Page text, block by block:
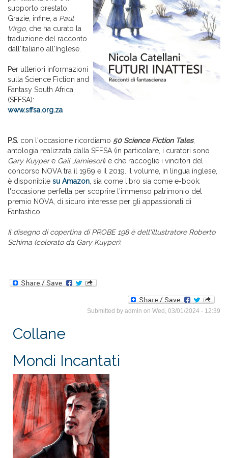
supporto prestato.
Grazie, infine, a Paul
Virgo, che ha curato la
traduzione del racconto
dall'Italiano all'Inglese.
Per ulteriori informazioni
sulla Science Fiction and
Fantasy South Africa
(SFFSA):
www.sffsa.org.za
P.S. con l'occasione ricordiamo 50 Science Fiction Tales,
antologia realizzata dalla SFFSA (in particolare, i curatori sono
Gary Kuypere Gail Jamieson) e che raccoglie i vincitori del
concorso NOVA tra il 1969 e il 2019. Il volume, in lingua inglese,
è disponibile su Amazon , sia come libro sia come e-book:
l'occasione perfetta per scoprire l'immenso patrimonio del
premio NOVA, di sicuro interesse per gli appassionati di
Fantastico.
Il disegno di copertina di PROBE 198 è dell'illustratore Roberto
Schima (colorato da Gary Kuyper).
Submitted by admin on Wed, 03/01/2024 - 12:39
Collane
Mondi Incantati